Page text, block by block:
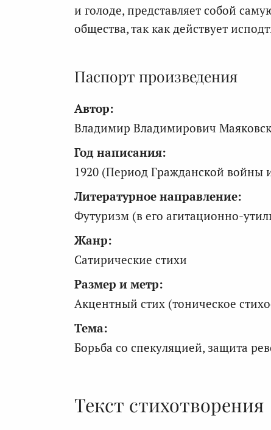
и голоде, представляет собой
общества, так как действует
Паспорт произведения
Автор:
Владимир Владимирович
Год написания:
1920 (Период Гражданской войны
Литературное направление:
Футуризм (в его агитационно-
Жанр:
Сатирические стихи
Размер и метр:
Акцентный стих (тоническое
Тема:
Борьба со спекуляцией, защита
Текст стихотворения